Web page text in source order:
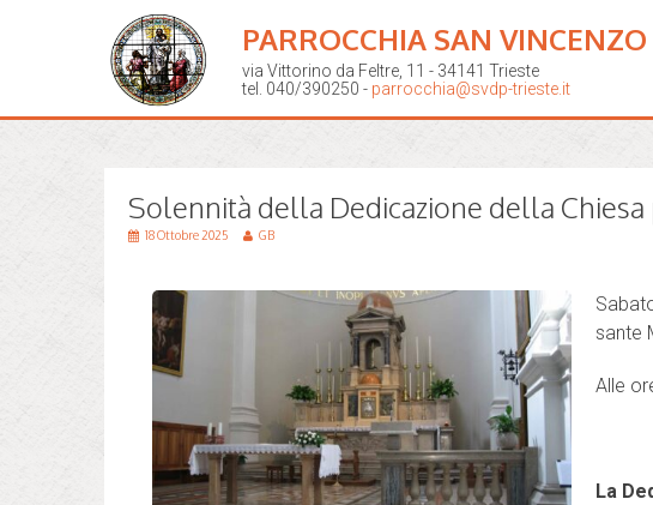
PARROCCHIA SAN
via Vittorino da Feltre, 11 - 34141 Trieste
tel. 040/390250 - parrocchia@svdp-trieste.it
Solennità della Dedicazione della
18 Ottobre 2025 GB
sante
Alle
La